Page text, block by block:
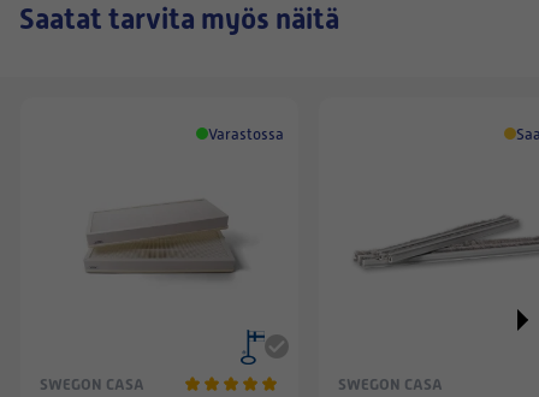
Saatat tarvita myös näitä
Varastossa
SWEGON CASA SWEGON CASA